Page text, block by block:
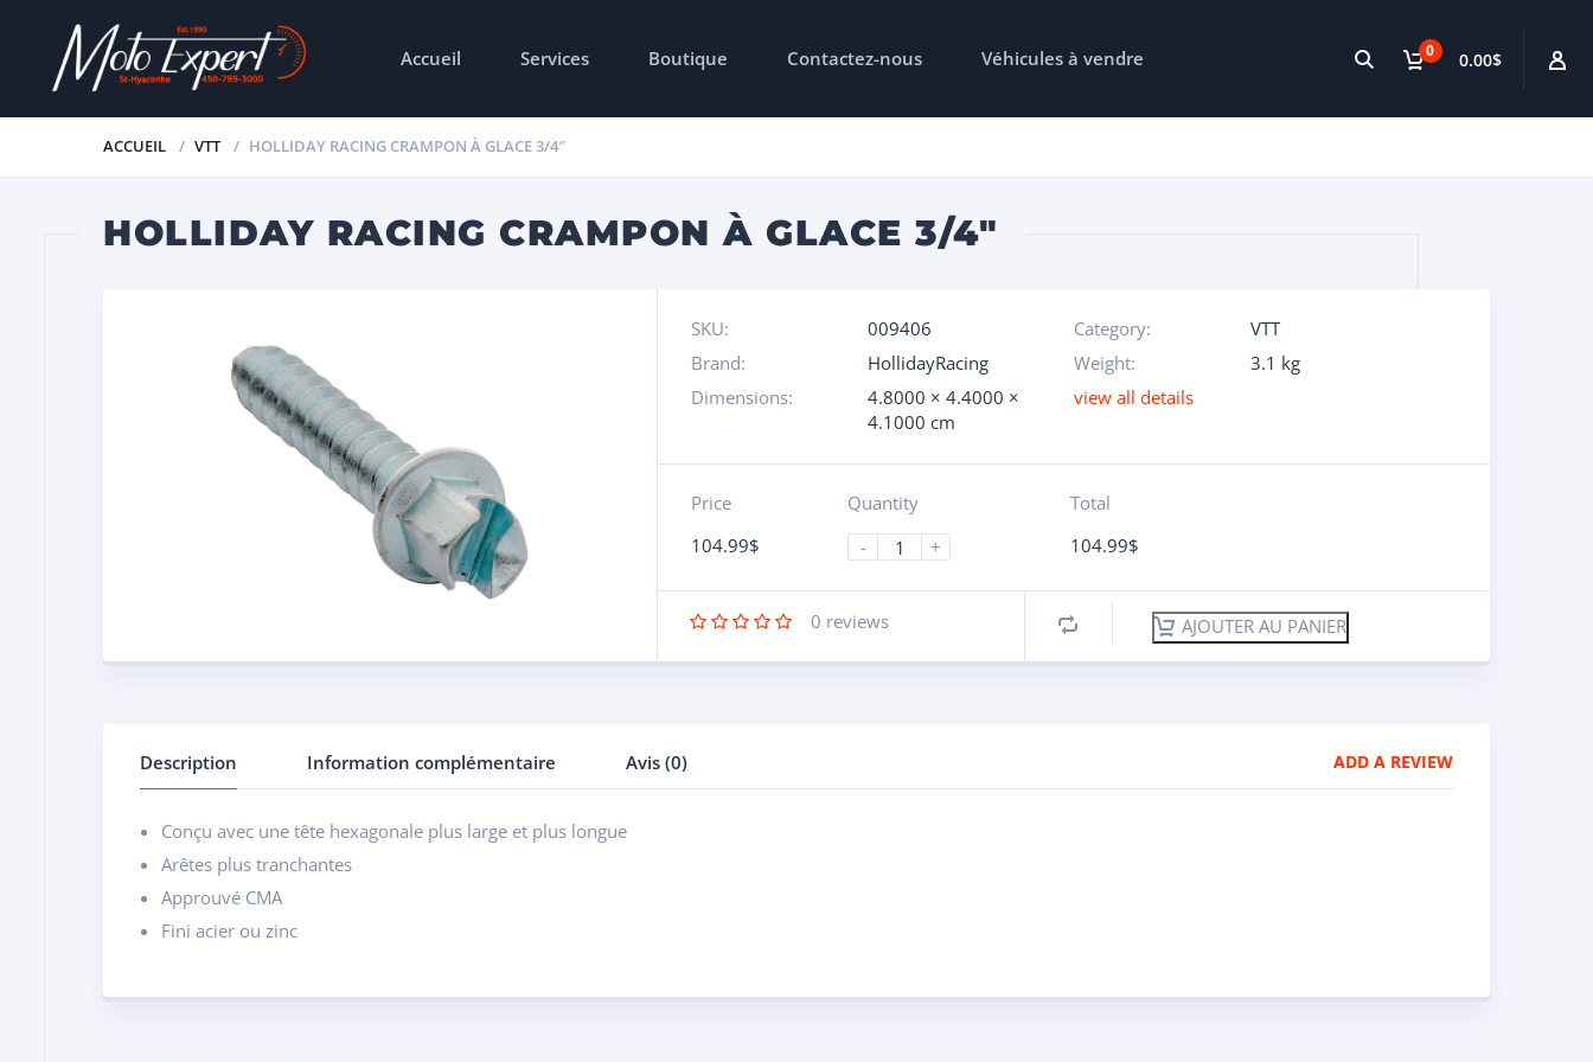
0 0.00$
Accueil Services Boutique Contactez-nous Véhicules à vendre
ACCUEIL VTT HOLLIDAY RACING CRAMPON À GLACE 3/4″
HOLLIDAY RACING CRAMPON À GLACE 3/4″
SKU: 009406 Category:
VTT
Brand:
HollidayRacing Weight:
3.1 kg
Dimensions:
4.8000 × 4.4000 ×
4.1000 cm
view all details
Price
104.99$
Quantity
-
+
Total
104.99$
0 reviews AJOUTER AU PANIER
Description Information complémentaire Avis (0) ADD A REVIEW
Conçu avec une tête hexagonale plus large et plus longue
Arêtes plus tranchantes
Approuvé CMA
Fini acier ou zinc